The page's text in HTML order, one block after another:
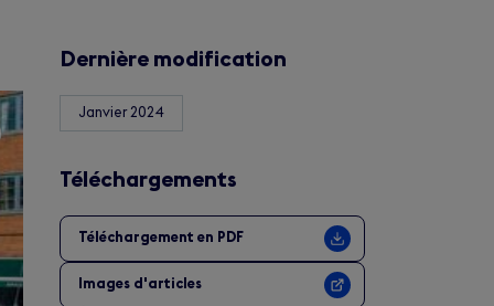
Dernière modification
Janvier 2024
Téléchargements
Téléchargement en PDF
Images d'articles